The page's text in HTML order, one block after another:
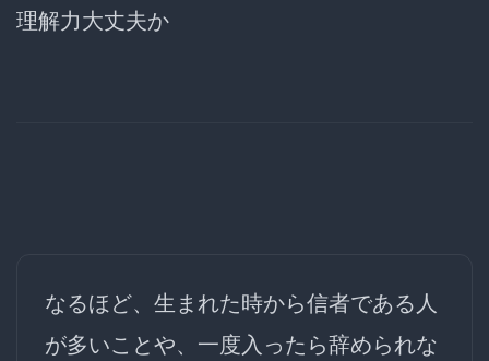
理解力大丈夫か
なるほど、生まれた時から信者である人
が多いことや、一度入ったら辞められな